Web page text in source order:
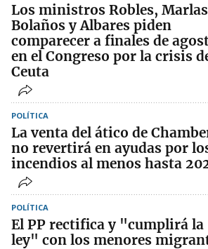
Los ministros Robles,
Bolaños y Albares piden
comparecer a finales de
en el Congreso por la crisis
Ceuta
POLÍTICA
La venta del ático de
no revertirá en ayudas por
incendios al menos hasta
POLÍTICA
El PP rectifica y "cumplirá la
ley" con los menores